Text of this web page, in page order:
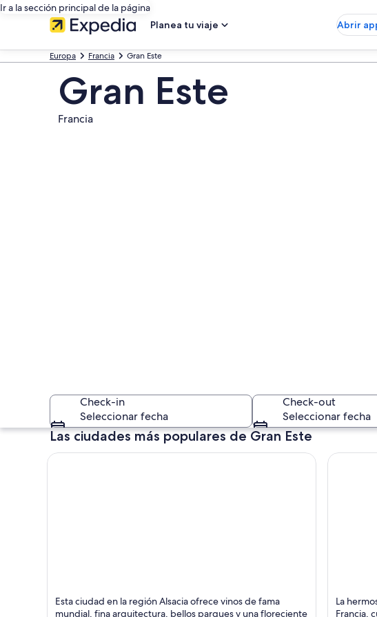
Ir a la sección principal de la página
Planea tu viaje
Abrir
Europa Francia Gran Este
Gran Este
Francia
Check-in
Seleccionar fecha
Check-out
Seleccionar fecha
Las ciudades más populares de Gran Este
Estrasburgo
Catedrales, Histórico y Tours
Esta ciudad en la región Alsacia ofrece vinos de fama
mundial, fina arquitectura, bellos parques y una floreciente
Colmar
La
Francia,